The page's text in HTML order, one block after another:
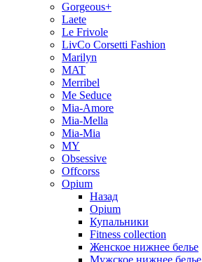
Gorgeous+
Laete
Le Frivole
LivCo Corsetti Fashion
Marilyn
MAT
Merribel
Me Seduce
Mia-Amore
Mia-Mella
Mia-Mia
MY
Obsessive
Offcorss
Opium
Назад
Opium
Купальники
Fitness collection
Женское нижнее белье
Мужское нижнее белье